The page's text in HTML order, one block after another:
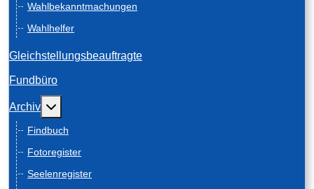
Wahlbekanntmachungen
Wahlhelfer
Gleichstellungsbeauftragte
Fundbüro
Archiv Weitere Informationen: Archiv
Findbuch
Fotoregister
Seelenregister